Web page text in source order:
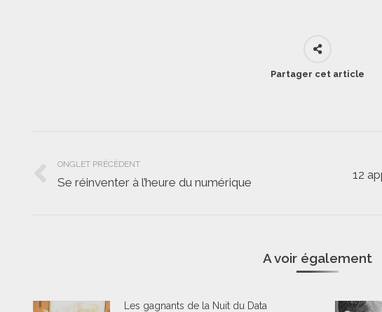
Partager cet article
deONGLET PRÉCÉDENT
Onglet
Se réinventer à l’heure du numérique
Onglet
12
A voir également
Les gagnants de la Nuit du Data